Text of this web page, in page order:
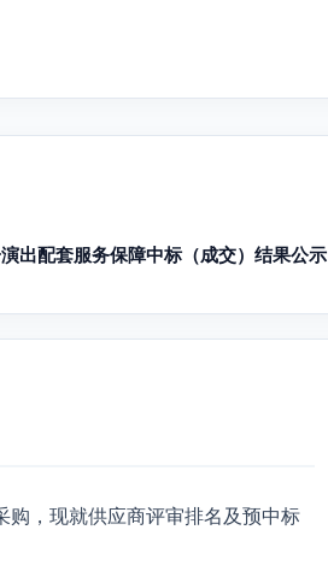
出配套服务保障中标（成交）结果公示
购，现就供应商评审排名及预中标